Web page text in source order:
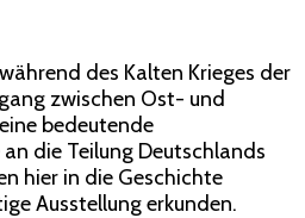
des Kalten Krieges der
zwischen Ost- und
bedeutende
die Teilung Deutschlands
hier in die Geschichte
Ausstellung erkunden.